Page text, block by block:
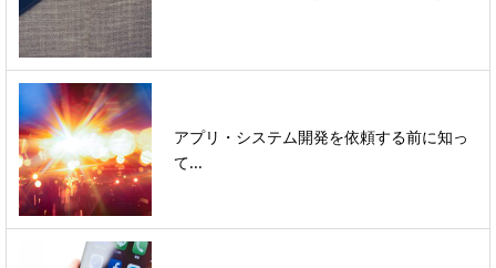
アプリ・システム開発を依頼する前に知っ
て...